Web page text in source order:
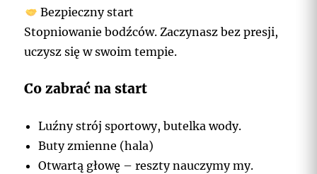
Bezpieczny start
Stopniowanie bodźców. Zaczynasz bez presji,
uczysz się w swoim tempie.
Co zabrać na start
Luźny strój sportowy, butelka wody.
Buty zmienne (hala)
Otwartą głowę – reszty nauczymy my.